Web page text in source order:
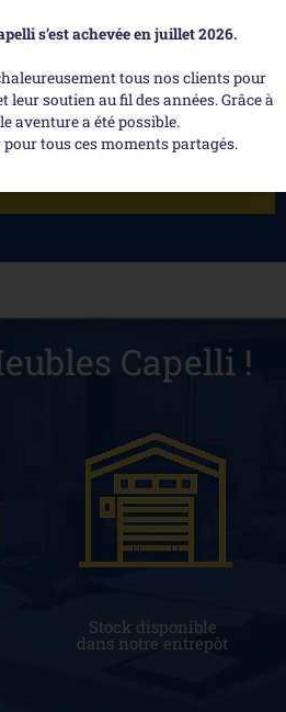
livrés directement à votre domicile.
...
Capelli !
Stock disponible
dans notre entrepôt
s’est achevée en juillet 2026.
tous nos clients pour
leur soutien au fil des années. Grâce à
aventure a été possible.
tous ces moments partagés.